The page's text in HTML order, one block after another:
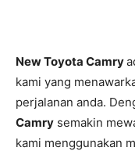
New Toyota Camry
kami yang
perjalanan anda.
Camry semakin
kami menggunakan